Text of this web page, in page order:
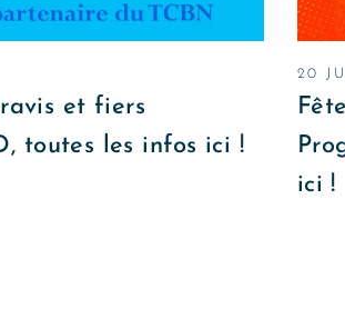
et fiers
toutes les infos ici !
20
ici !